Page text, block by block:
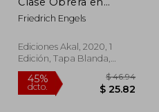
45%
Inglaterra
Friedrich Engels
Ediciones Akal, 2020, 1
Edición, Tapa Blanda,
Nuevo